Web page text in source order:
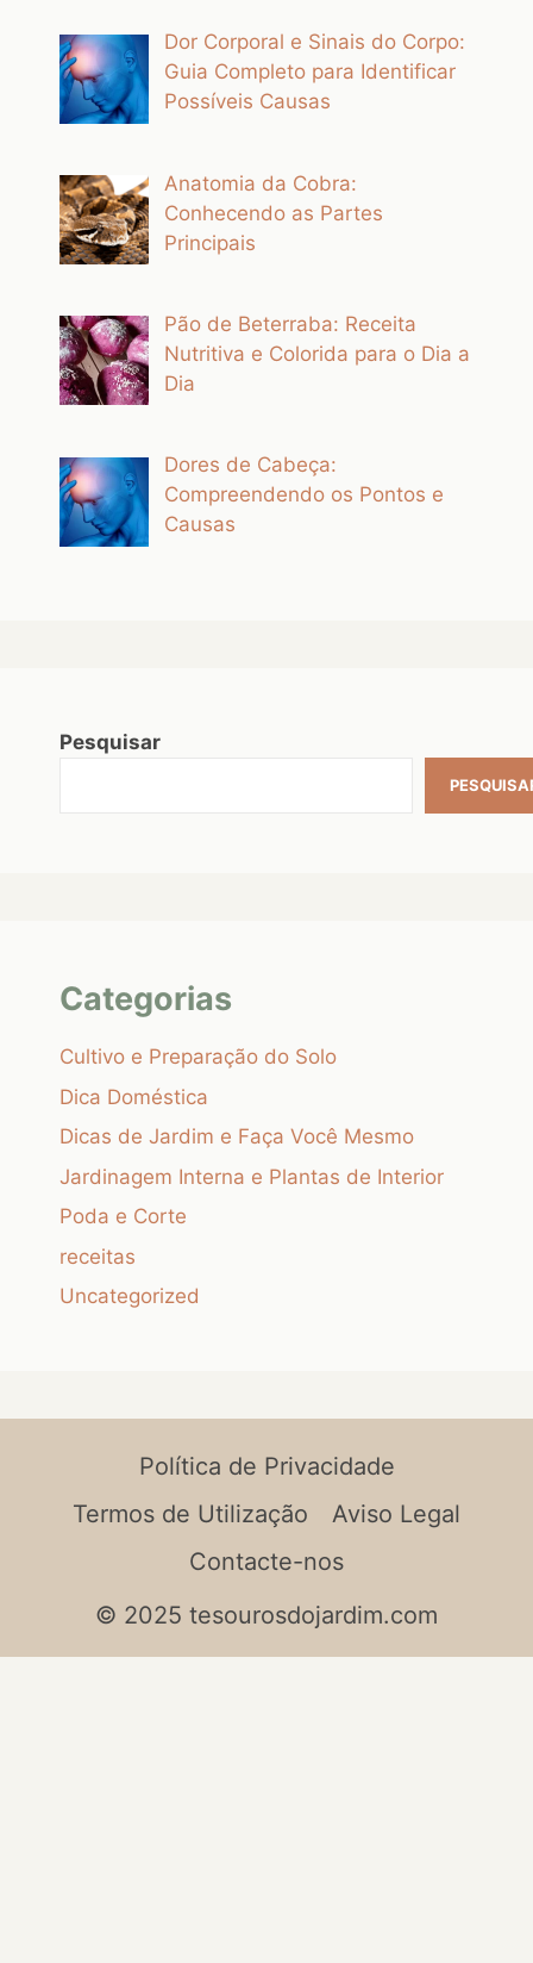
Dor Corporal e Sinais do Corpo:
Guia Completo para Identificar
Possíveis Causas
Anatomia da Cobra:
Conhecendo as Partes
Principais
Pão de Beterraba: Receita
Nutritiva e Colorida para o Dia a
Dia
Dores de Cabeça:
Compreendendo os Pontos e
Causas
Pesquisar
Categorias
Cultivo e Preparação do Solo
Dica Doméstica
Dicas de Jardim e Faça Você Mesmo
Jardinagem Interna e Plantas de Interior
Poda e Corte
receitas
Uncategorized
Política de Privacidade
Termos de Utilização
Aviso Legal
Contacte-nos
© 2025 tesourosdojardim.com